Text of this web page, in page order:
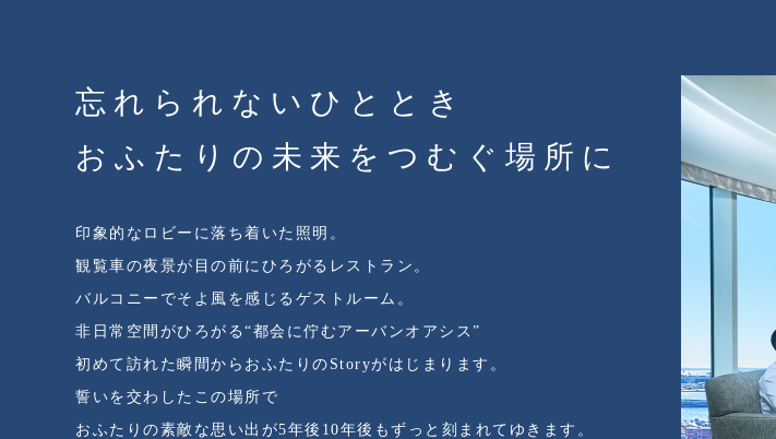
忘れられないひととき
おふたりの未来を つむぐ場所に
印象的なロビーに落ち着いた照明。
観覧車の夜景が目の前にひろがるレストラン。
バルコニーでそよ風を感じるゲストルーム。
非日常空間がひろがる “都会に佇むアーバンオアシス”
初めて訪れた瞬間から おふたりのStoryがはじまります。
誓いを交わしたこの場所で
おふたりの素敵な思い出が5年後10年後もずっと刻まれてゆきます。